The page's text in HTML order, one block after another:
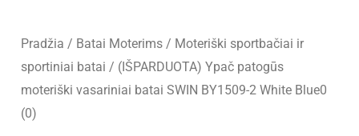
Pradžia / Batai Moterims / Moteriški sportbačiai ir
sportiniai batai / (IŠPARDUOTA) Ypač patogūs
moteriški vasariniai batai SWIN BY1509-2 White Blue0
(0)